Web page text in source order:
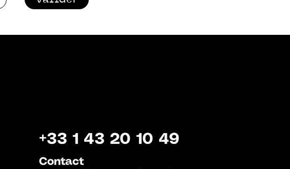
+33 1 43 20 10 49
Contact